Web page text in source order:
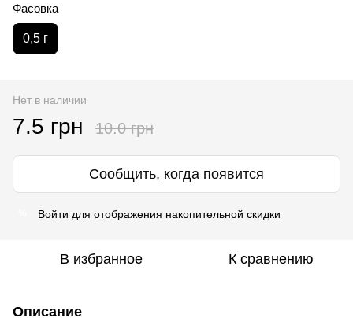
Фасовка
0,5 г
Нет в наличии
7.5 грн 10.0 грн
Сообщить, когда появится
Войти для отображения накопительной скидки
В избранное К сравнению
Описание